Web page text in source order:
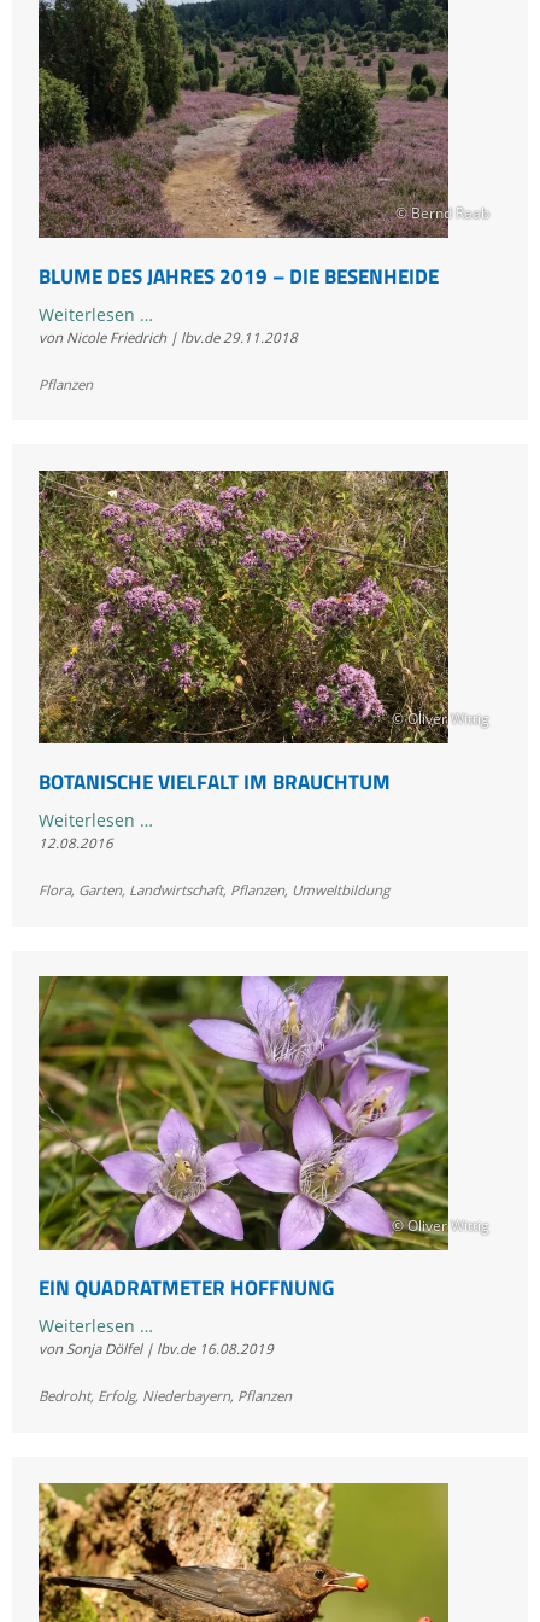
Oktober
schneiden
© Bernd Raab
BLUME DES JAHRES 2019 – DIE BESENHEIDE
Weiterlesen …
des
Besenheide
von Nicole Friedrich | lbv.de 29.11.2018
Pflanzen
© Oliver Wittig
BOTANISCHE VIELFALT IM BRAUCHTUM
Weiterlesen …Botanische
Brauchtum
12.08.2016
Flora, Garten, Landwirtschaft, Pflanzen, Umweltbildung
© Oliver Wittig
EIN QUADRATMETER HOFFNUNG
Weiterlesen …Ein
Quadratmeter
von Sonja Dölfel | lbv.de 16.08.2019
Bedroht, Erfolg, Niederbayern, Pflanzen